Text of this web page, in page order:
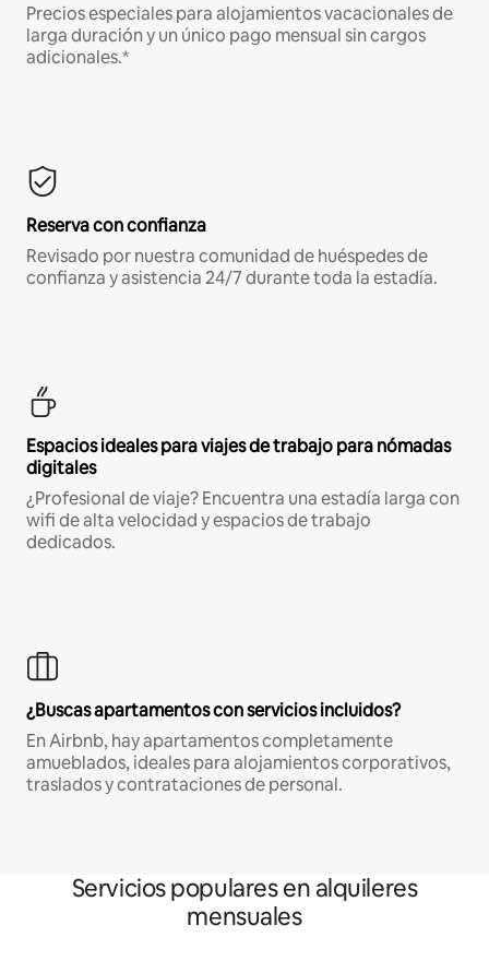
Precios especiales para alojamientos vacacionales de
larga duración y un único pago mensual sin cargos
adicionales.*
Reserva con confianza
Revisado por nuestra comunidad de huéspedes de
confianza y asistencia 24/7 durante toda la estadía.
Espacios ideales para viajes de trabajo para nómadas
digitales
¿Profesional de viaje? Encuentra una estadía larga con
wifi de alta velocidad y espacios de trabajo
dedicados.
¿Buscas apartamentos con servicios incluidos?
En Airbnb, hay apartamentos completamente
amueblados, ideales para alojamientos corporativos,
traslados y contrataciones de personal.
Servicios populares en alquileres
mensuales